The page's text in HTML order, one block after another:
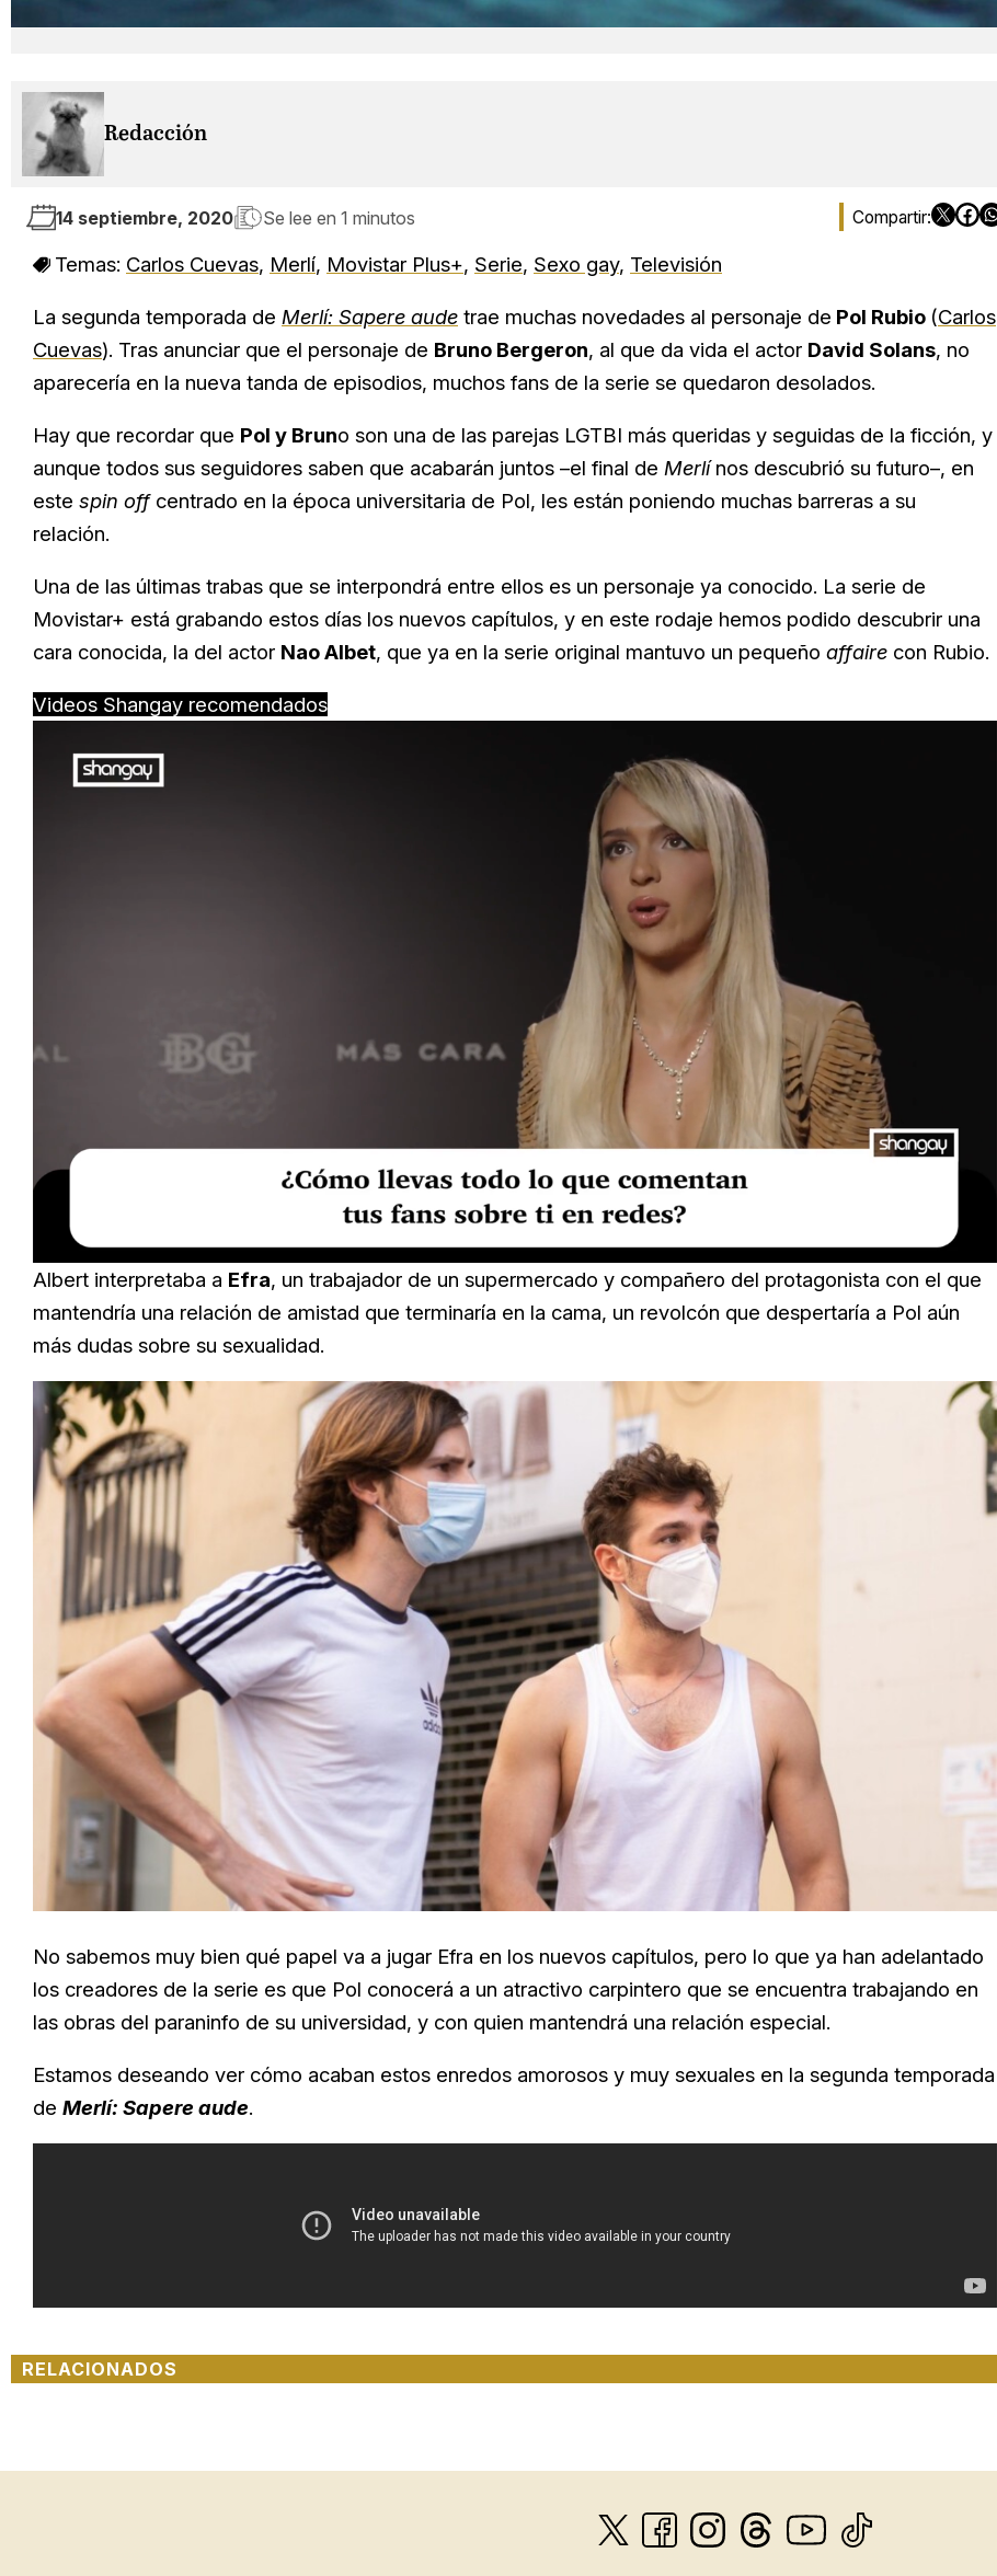
Redacción
14 septiembre, 2020 Se lee en 1 minutos
Temas: Carlos Cuevas, Merlí, Movistar Plus+, Serie, Sexo gay, Televisión
La segunda temporada de Merlí: Sapere aude trae muchas novedades al personaje de Pol Rubio (Carlos
Cuevas). Tras anunciar que el personaje de Bruno Bergeron, al que da vida el actor David Solans, no
aparecería en la nueva tanda de episodios, muchos fans de la serie se quedaron desolados.
Hay que recordar que Pol y Bruno son una de las parejas LGTBI más queridas y seguidas de la ficción, y
aunque todos sus seguidores saben que acabarán juntos –el final de Merlínos descubrió su futuro–, en
este spin offcentrado en la época universitaria de Pol, les están poniendo muchas barreras a su
relación.
Una de las últimas trabas que se interpondrá entre ellos es un personaje ya conocido. La serie de
Movistar+ está grabando estos días los nuevos capítulos, y en este rodaje hemos podido descubrir una
cara conocida, la del actor Nao Albet, que ya en la serie original mantuvo un pequeño affaire con Rubio.
Videos Shangay recomendados
Unmute Loaded:
19.41%
Albert interpretaba a Efra, un trabajador de un supermercado y compañero del protagonista con el que
mantendría una relación de amistad que terminaría en la cama, un revolcón que despertaría a Pol aún
más dudas sobre su sexualidad.
No sabemos muy bien qué papel va a jugar Efra en los nuevos capítulos, pero lo que ya han adelantado
los creadores de la serie es que Pol conocerá a un atractivo carpintero que se encuentra trabajando en
las obras del paraninfo de su universidad, y con quien mantendrá una relación especial.
Estamos deseando ver cómo acaban estos enredos amorosos y muy sexuales en la segunda temporada
de Merlí: Sapere aude.
RELACIONADOS